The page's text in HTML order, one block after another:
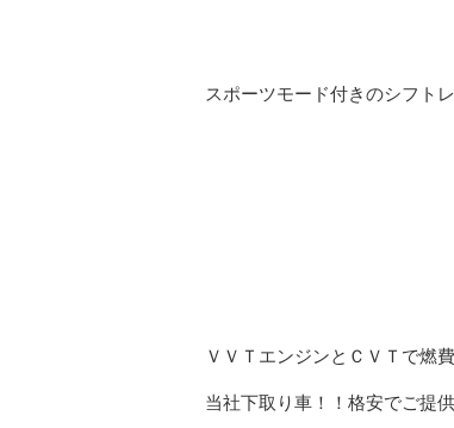
スポーツモード付きのシフト
ＶＶＴエンジンとＣＶＴで燃
当社下取り車！！格安でご提